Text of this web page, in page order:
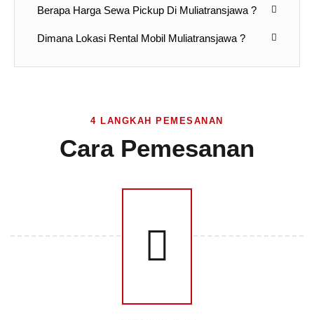
Berapa Harga Sewa Pickup Di Muliatransjawa ?
Dimana Lokasi Rental Mobil Muliatransjawa ?
4 LANGKAH PEMESANAN
Cara Pemesanan